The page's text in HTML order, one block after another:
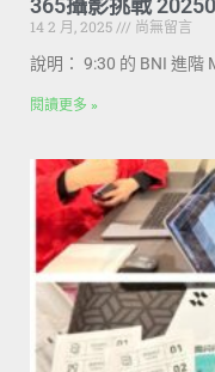
365攝影挑戰
14 2 月, 2025
尚無留言
說明： 9:30 的 BNI 進階
閱讀更多 »